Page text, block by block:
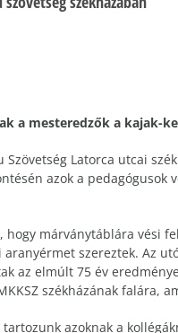
a mesteredzők a kajak-
Szövetség Latorca utcai
azok a
hogy márványtáblára vési
szereztek. Az
az elmúlt 75 év
székházának falára,
azoknak a